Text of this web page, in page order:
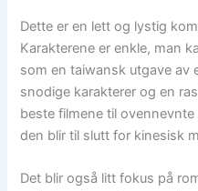
Dette er en lett og lystig
Karakterene er enkle, man
som en taiwansk utgave av
snodige karakterer og en
beste filmene til
den blir til slutt for kinesisk
Det blir også litt fokus på